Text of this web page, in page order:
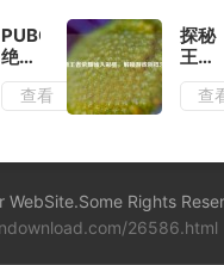
精彩
作品
新体
验
PUBG，
绝地
求生
里的
查看
探秘
王者
荣耀
输入
解锁
别样
乐趣
查
WebSite.Some Rights
26586.html